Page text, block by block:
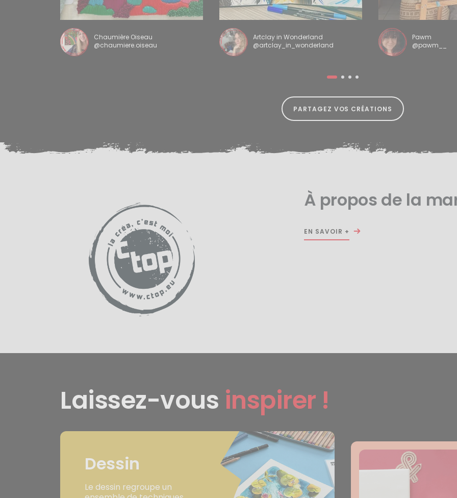
Chaumière Oiseau
@chaumiere.oiseau
Artclay in Wonderland
@artclay_in_wonderland
Pawm
@pawm__
PARTAGEZ VOS CRÉATIONS
À propos de la
EN SAVOIR +
Laissez-vous inspirer !
Dessin
Le dessin regroupe un